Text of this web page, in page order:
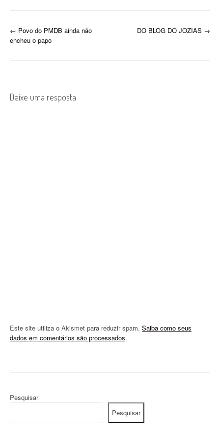
P
n
← Povo do PMDB ainda não
encheu o papo
DO BLOG DO JOZIAS →
Deixe uma resposta
Este site utiliza o Akismet para reduzir spam. Saiba como seus
dados em comentários são processados.
Pesquisar
Pesquisar